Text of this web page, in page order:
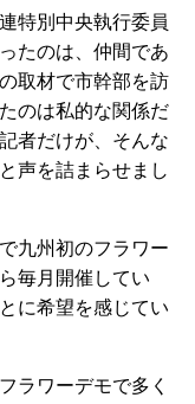
特別中央執行委員
たのは、仲間であ
取材で市幹部を訪
のは私的な関係だ
者だけが、そんな
声を詰まらせまし
九州初のフラワー
毎月開催してい
に希望を感じてい
ラワーデモで多く